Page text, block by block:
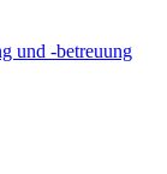
und -betreuung